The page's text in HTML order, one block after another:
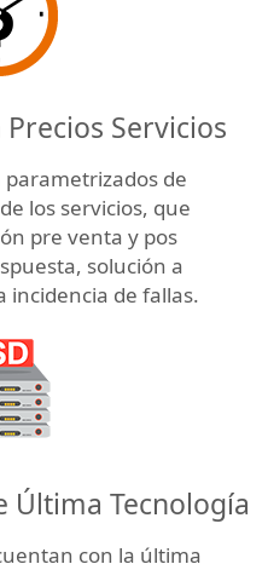
Servicios
parametrizados de
los servicios, que
pre venta y pos
solución a
incidencia de fallas.
Última Tecnología
con la última